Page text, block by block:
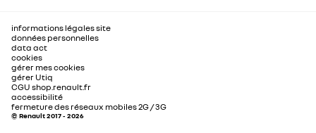
informations légales site
données personnelles
data act
cookies
gérer mes cookies
gérer Utiq
CGU shop.renault.fr
accessibilité
fermeture des réseaux mobiles 2G / 3G
© Renault 2017 - 2026